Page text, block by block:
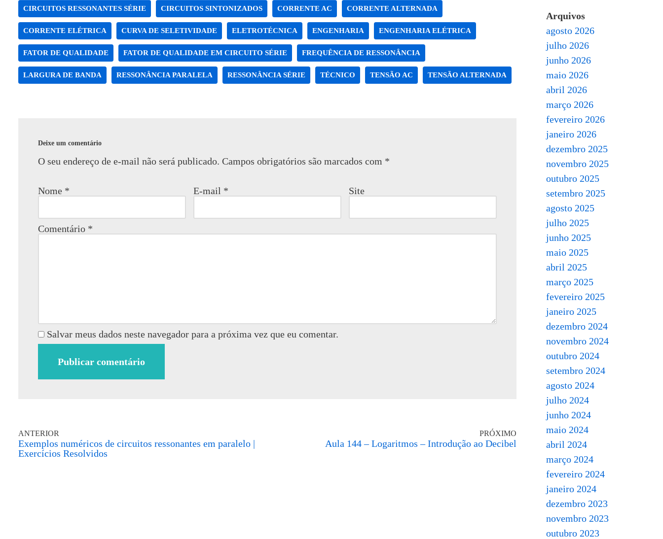
CIRCUITOS RESSONANTES SÉRIE CIRCUITOS SINTONIZADOS CORRENTE AC CORRENTE ALTERNADA
CORRENTE ELÉTRICA CURVA DE SELETIVIDADE ELETROTÉCNICA ENGENHARIA ENGENHARIA ELÉTRICA
FATOR DE QUALIDADE FATOR DE QUALIDADE EM CIRCUITO SÉRIE FREQUÊNCIA DE RESSONÂNCIA
LARGURA DE BANDA RESSONÂNCIA PARALELA RESSONÂNCIA SÉRIE TÉCNICO TENSÃO AC TENSÃO ALTERNADA
Deixe um comentário
O seu endereço de e-mail não será publicado. Campos obrigatórios são marcados com *
Nome * E-mail * Site
Comentário *
Salvar meus dados neste navegador para a próxima vez que eu comentar.
ANTERIOR
Exemplos numéricos de circuitos ressonantes em paralelo |
Exercícios Resolvidos
PRÓXIMO
Aula 144 – Logaritmos – Introdução ao Decibel
Arquivos
agosto 2026
julho 2026
junho 2026
maio 2026
abril 2026
março 2026
fevereiro 2026
janeiro 2026
dezembro 2025
novembro 2025
outubro 2025
setembro 2025
agosto 2025
julho 2025
junho 2025
maio 2025
abril 2025
março 2025
fevereiro 2025
janeiro 2025
dezembro 2024
novembro 2024
outubro 2024
setembro 2024
agosto 2024
julho 2024
junho 2024
maio 2024
abril 2024
março 2024
fevereiro 2024
janeiro 2024
dezembro 2023
novembro 2023
outubro 2023